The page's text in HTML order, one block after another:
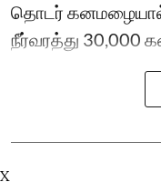
தொடர்
நீர்வரத்து 30,000
X